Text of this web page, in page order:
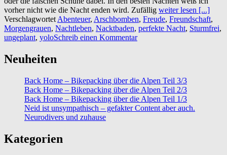
vorher nicht wie die Nacht enden wird. Zufällig weiter lesen [...]
Verschlagwortet Abenteuer, Arschbomben, Freude, Freundschaft,
Morgengrauen, Nachtleben, Nacktbaden, perfekte Nacht, Sturmfrei,
ungeplant, yoloSchreib einen Kommentar
Neuheiten
Back Home – Bikepacking über die Alpen Teil 3/3
Back Home – Bikepacking über die Alpen Teil 2/3
Back Home – Bikepacking über die Alpen Teil 1/3
Neid ist unsympathisch – gefakter Content aber auch.
Neurodivers und zuhause
Kategorien